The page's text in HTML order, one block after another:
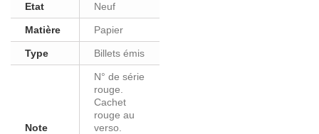
Etat Neuf
Matière Papier
Type Billets émis
Note
N° de série
rouge.
Cachet
rouge au
verso.